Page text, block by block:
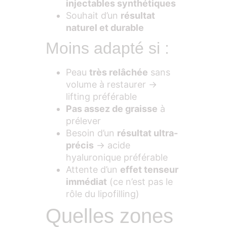
injectables synthétiques
Souhait d’un résultat
naturel et durable
Moins adapté si :
Peau très relâchée sans
volume à restaurer →
lifting préférable
Pas assez de graisse à
prélever
Besoin d’un résultat ultra-
précis → acide
hyaluronique préférable
Attente d’un effet tenseur
immédiat (ce n’est pas le
rôle du lipofilling)
Quelles zones